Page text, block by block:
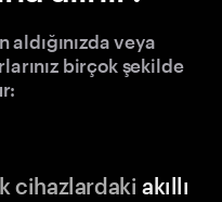
aldığınızda veya
birçok şekilde
cihazlardakiakıllı